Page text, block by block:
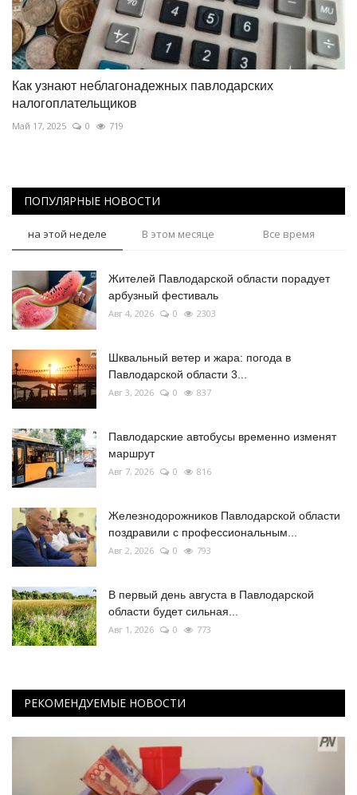
Как узнают неблагонадежных павлодарских
налогоплательщиков
Май 17, 2025 0 719
ПОПУЛЯРНЫЕ НОВОСТИ
на этой неделе В этом месяце Все время
Жителей Павлодарской области порадует
арбузный фестиваль
Авг 4, 2026 0 2303
Шквальный ветер и жара: погода в
Павлодарской области 3...
Авг 3, 2026 0 837
Павлодарские автобусы временно изменят
маршрут
Авг 7, 2026 0 816
Железнодорожников Павлодарской области
поздравили с профессиональным...
Авг 2, 2026 0 793
В первый день августа в Павлодарской
области будет сильная...
Авг 1, 2026 0 773
РЕКОМЕНДУЕМЫЕ НОВОСТИ